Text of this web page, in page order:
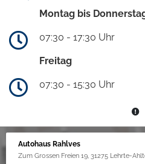
Montag bis
07:30 - 17:30 Uhr
Freitag
07:30 - 15:30 Uhr
Autohaus Rahlves
Zum Grossen Freien 19, 31275 Lehrte-